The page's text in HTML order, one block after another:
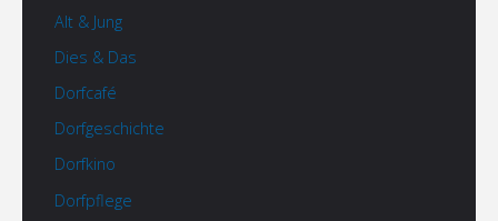
Alt & Jung
Dies & Das
Dorfcafé
Dorfgeschichte
Dorfkino
Dorfpflege